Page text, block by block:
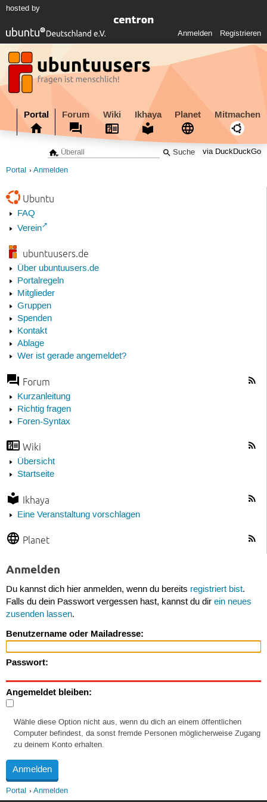
hosted by
Anmelden Registrieren
Portal Forum Wiki Ikhaya Planet Mitmachen
via DuckDuckGo
Portal Anmelden
Ubuntu
FAQ
Verein
ubuntuusers.de
Über ubuntuusers.de
Portalregeln
Mitglieder
Gruppen
Spenden
Kontakt
Ablage
Wer ist gerade angemeldet?
Forum
Kurzanleitung
Richtig fragen
Foren-Syntax
Wiki
Übersicht
Startseite
Ikhaya
Eine Veranstaltung vorschlagen
Planet
Anmelden
Du kannst dich hier anmelden, wenn du bereits registriert bist.
Falls du dein Passwort vergessen hast, kannst du dir ein neues
zusenden lassen.
Benutzername oder Mailadresse:
Passwort:
Angemeldet bleiben:
Wähle diese Option nicht aus, wenn du dich an einem öffentlichen
Computer befindest, da sonst fremde Personen möglicherweise Zugang
zu deinem Konto erhalten.
Portal Anmelden